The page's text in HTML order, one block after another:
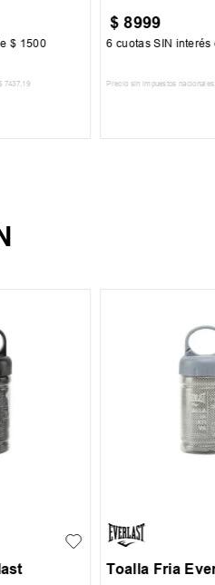
$ 1500
7437,19
$ 8999
6 cuotas SIN
Precio sin impuestos nacionales:
Toalla Fria